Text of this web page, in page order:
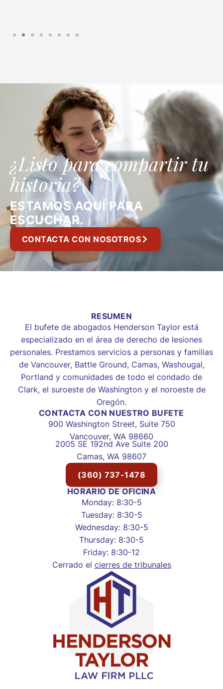
¿Listo para compartir tu
historia?
ESTAMOS AQUÍ PARA
ESCUCHAR.
CONTACTA CON NOSOTROS
RESUMEN
El bufete de abogados Henderson Taylor está
especializado en el área de derecho de lesiones
personales. Prestamos servicios a personas y familias
de Vancouver, Battle Ground, Camas, Washougal,
Portland y comunidades de todo el condado de
Clark, el suroeste de Washington y el noroeste de
Oregón.
CONTACTA CON NUESTRO BUFETE
900 Washington Street, Suite 750
Vancouver, WA 98660
2005 SE 192nd Ave Suite 200
Camas, WA 98607
(360) 737-1478
HORARIO DE OFICINA
Monday: 8:30-5
Tuesday: 8:30-5
Wednesday: 8:30-5
Thursday: 8:30-5
Friday: 8:30-12
Cerrado el cierres de tribunales